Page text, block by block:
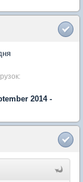
2014 -